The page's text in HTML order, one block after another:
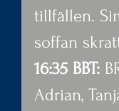
tillfällen.
soffan
16:35 BBT:
Adrian,